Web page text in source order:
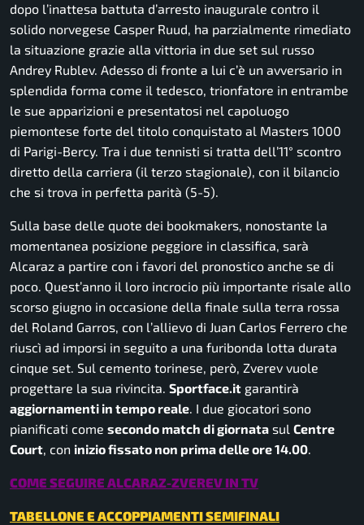
dopo l’inattesa battuta d’arresto inaugurale contro il
solido norvegese Casper Ruud, ha parzialmente rimediato
la situazione grazie alla vittoria in due set sul russo
Andrey Rublev. Adesso di fronte a lui c’è un avversario in
splendida forma come il tedesco, trionfatore in entrambe
le sue apparizioni e presentatosi nel capoluogo
piemontese forte del titolo conquistato al Masters 1000
di Parigi-Bercy. Tra i due tennisti si tratta dell’11° scontro
diretto della carriera (il terzo stagionale), con il bilancio
che si trova in perfetta parità (5-5).
Sulla base delle quote dei bookmakers, nonostante la
momentanea posizione peggiore in classifica, sarà
Alcaraz a partire con i favori del pronostico anche se di
poco. Quest’anno il loro incrocio più importante risale allo
scorso giugno in occasione della finale sulla terra rossa
del Roland Garros, con l’allievo di Juan Carlos Ferrero che
riuscì ad imporsi in seguito a una furibonda lotta durata
cinque set. Sul cemento torinese, però, Zverev vuole
progettare la sua rivincita. Sportface.it garantirà
aggiornamenti in tempo reale. I due giocatori sono
pianificati come secondo match di giornata sul Centre
Court, con inizio fissato non prima delle ore 14.00.
COME SEGUIRE ALCARAZ-ZVEREV IN TV
TABELLONE E ACCOPPIAMENTI SEMIFINALI